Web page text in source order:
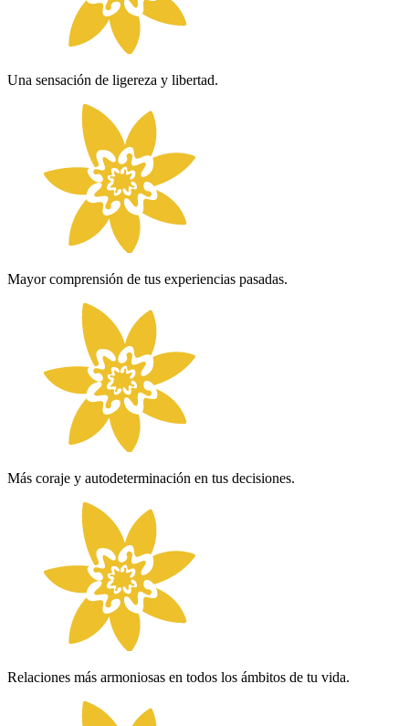
Una sensación de ligereza y libertad.
Mayor comprensión de tus experiencias pasadas.
Más coraje y autodeterminación en tus decisiones.
Relaciones más armoniosas en todos los ámbitos de tu vida.